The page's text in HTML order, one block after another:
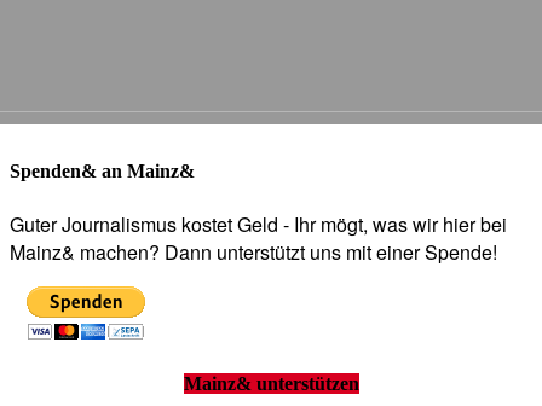
Spenden& an Mainz&
Guter Journalismus kostet Geld - Ihr mögt, was wir hier bei
Mainz& machen? Dann unterstützt uns mit einer Spende!
Mainz& unterstützen